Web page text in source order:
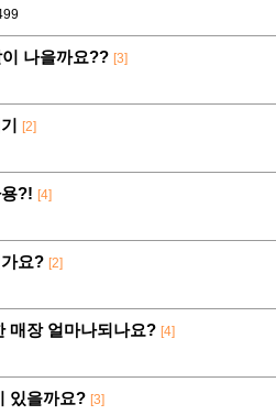
나을까요?? [3]
[2]
?! [4]
요? [2]
매장 얼마나되나요? [4]
있을까요? [3]